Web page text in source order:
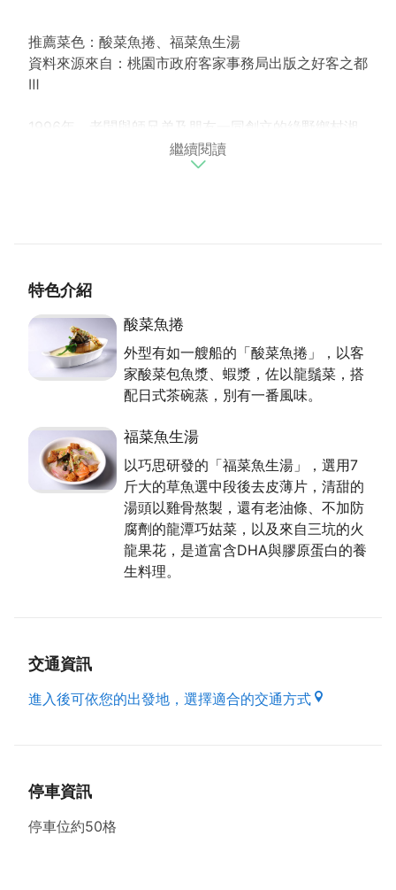
推薦菜色：酸菜魚捲、福菜魚生湯
資料來源來自：桃園市政府客家事務局出版之好客之都
Ⅲ
1996年，老闆與師兄弟及朋友一同創立的綠野鄉村湘
菜館，位處石門水庫風景區，早期以活魚料理桌餐為
主，近年由擁有30多年廚藝經驗的江師傅，及曾獲上
綠野鄉村湘菜館提供多元化的料理，悠遊於川菜、浙江
菜、湖南菜等菜系，並融入客家菜、台菜甚至日式料理
的元素，提供消費者不同的美食體驗，費盡心思。擁有
乙級證照，現任中華美食協會監事的陳振興師傅，除了
嚴格把關，更將熱情與才華毫不保留的傾注於料理。
特色食材，調出色香味
綠野鄉村湘菜館鄰近茶園，景觀清新。手工現作的道地
蔥油餅，是開店20年來的人氣美食。外型有如一艘船
的酸菜魚捲，以客家酸菜包魚漿、蝦漿，佐以龍鬚菜，
搭配日式茶碗蒸，別有風味。很受女性喜愛的橘汁蓮香
魚球，選用在地水庫活魚及當季時令蔬菜，脆脆的蓮
藕，來自觀音區，嚐來有洛神與話梅味，淋上客家桔醬
新風味，選用不添加防腐劑的龍潭巧姑菜，7斤大的草
火龍果花，火龍果為盛產於三坑地區的在地食材，清甜
綠野鄉村湘菜館提供的創意料理，有些料理較為費工，
繼續閱讀
特色介紹
酸菜魚捲
外型有如一艘船的「酸菜魚捲」，以客
家酸菜包魚漿、蝦漿，佐以龍鬚菜，搭
配日式茶碗蒸，別有一番風味。
福菜魚生湯
以巧思研發的「福菜魚生湯」，選用7
斤大的草魚選中段後去皮薄片，清甜的
湯頭以雞骨熬製，還有老油條、不加防
腐劑的龍潭巧姑菜，以及來自三坑的火
龍果花，是道富含DHA與膠原蛋白的養
生料理。
交通資訊
進入後可依您的出發地，選擇適合的交通方式
停車資訊
停車位約50格